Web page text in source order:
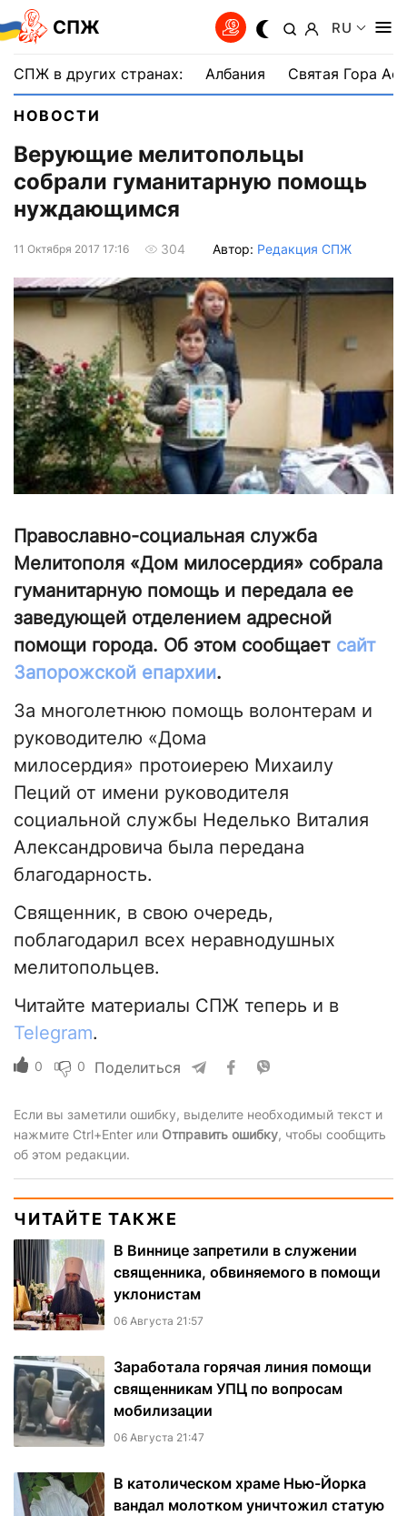
СПЖ RU
СПЖ в других странах: Албания Святая Гора
НОВОСТИ
Верующие мелитопольцы
собрали гуманитарную помощь
нуждающимся
11 Октября 2017 17:16 304 Автор: Редакция СПЖ
Православно-социальная служба
Мелитополя «Дом милосердия» собрала
гуманитарную помощь и передала ее
заведующей отделением адресной
помощи города. Об этом сообщает сайт
Запорожской епархии.
За многолетнюю помощь волонтерам и
руководителю «Дома
милосердия» протоиерею Михаилу
Пеций от имени руководителя
социальной службы Неделько Виталия
Александровича была передана
благодарность.
Священник, в свою очередь,
поблагодарил всех неравнодушных
мелитопольцев.
Читайте материалы СПЖ теперь и в
Telegram.
0 0 Поделиться
Если вы заметили ошибку, выделите необходимый текст и
нажмите Ctrl+Enter или Отправить ошибку, чтобы сообщить
об этом редакции.
ЧИТАЙТЕ ТАКЖЕ
В Виннице запретили в служении
священника, обвиняемого в помощи
уклонистам
06 Августа 21:57
Заработала горячая линия помощи
священникам УПЦ по вопросам
мобилизации
06 Августа 21:47
В католическом храме Нью-Йорка
вандал молотком уничтожил статую